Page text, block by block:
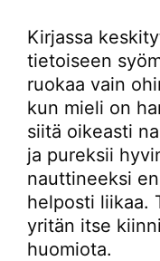
Kirjassa
tietoiseen
ruokaa vain
kun mieli on
siitä oikeasti
ja pureksii
nauttineeksi
helposti liikaa.
yritän itse
huomiota.